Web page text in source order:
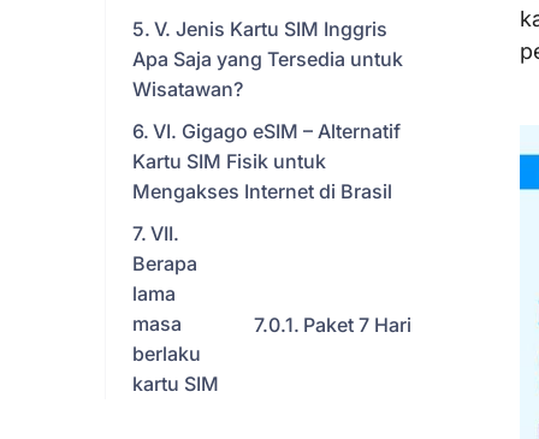
V. Jenis Kartu SIM Inggris
Apa Saja yang Tersedia untuk
Wisatawan?
VI. Gigago eSIM – Alternatif
Kartu SIM Fisik untuk
Mengakses Internet di Brasil
VII.
Berapa
lama
masa
berlaku
kartu SIM
Paket 7 Hari